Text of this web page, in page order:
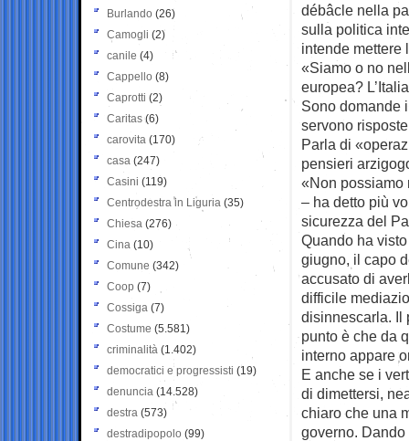
débâcle nella
sulla politica
intende mettere
«Siamo o no
europea?
Sono domande
servono
Parla di
pensieri
«Non possiamo
– ha detto più
sicurezza del
Quando ha
giugno, il capo
accusato di
difficile
disinnescarla. Il
punto è che da
interno appare
E anche se i
di dimettersi,
chiaro che una
governo.
Burlando (26)
Camogli (2)
canile (4)
Cappello (8)
Caprotti (2)
Caritas (6)
carovita (170)
casa (247)
Casini (119)
Centrodestra in Liguria (35)
Chiesa (276)
Cina (10)
Comune (342)
Coop (7)
Cossiga (7)
Costume (5.581)
criminalità (1.402)
democratici e progressisti (19)
denuncia (14.528)
destra (573)
destradipopolo (99)